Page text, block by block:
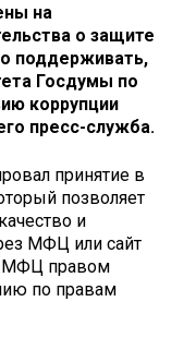
на
о защите
поддерживать,
Госдумы по
коррупции
пресс-служба.
принятие в
позволяет
и
МФЦ или сайт
МФЦ правом
по правам